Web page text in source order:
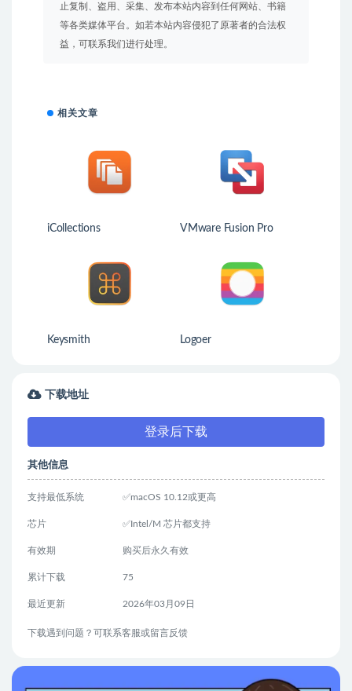
止复制、盗用、采集、发布本站内容到任何网站、书籍
等各类媒体平台。如若本站内容侵犯了原著者的合法权
益，可联系我们进行处理。
相关文章
iCollections VMware Fusion Pro
Keysmith Logoer
下载地址
登录后下载
其他信息
支持最低系统 ✅macOS 10.12或更高
芯片 ✅Intel/M 芯片都支持
有效期 购买后永久有效
累计下载 75
最近更新 2026年03月09日
下载遇到问题？可联系客服或留言反馈